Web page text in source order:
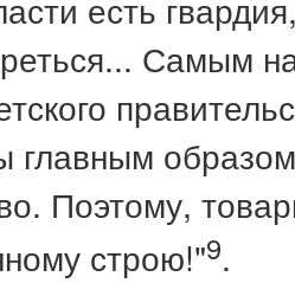
Самым
главным
Поэтому,
строю!"9.